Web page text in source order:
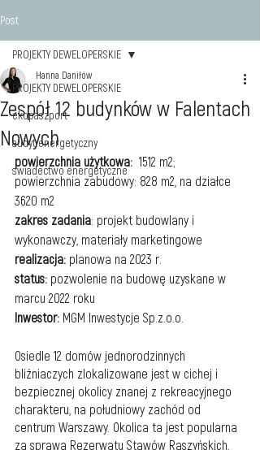
Post
PROJEKTY DEWELOPERSKIE
ekopaszport
audyt energetyczny
swiadectwo energetyczne
PROJEKTY DEWELOPERSKIE
Zespół 12 budynków w Falentach
Nowych
Hanna Daniłów
powierzchnia użytkowa:
  1512 m2;
powierzchnia zabudowy: 828 m2, na działce
3620 m2
zakres zadania: projekt budowlany i
wykonawczy, materiały marketingowe
realizacja: planowa na 2023 r.
status: pozwolenie na budowę uzyskane w
marcu 2022 roku
Inwestor: MGM Inwestycje Sp.z.o.o.
Osiedle 12 domów jednorodzinnych
bliźniaczych zlokalizowane jest w cichej i
bezpiecznej okolicy znanej z rekreacyjnego
charakteru, na południowy zachód od
centrum Warszawy. Okolica ta jest popularna
za sprawą Rezerwatu Stawów Raszyńskich,